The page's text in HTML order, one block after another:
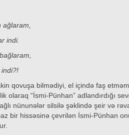
indi.
indi?!
qovuşa bilmədiyi, el içində faş
olaraq “İsmi-Pünhan” adlandırdığı
nünunələr silsilə şəklində şeir və
bir hissəsinə çevrilən İsmi-Pünhan